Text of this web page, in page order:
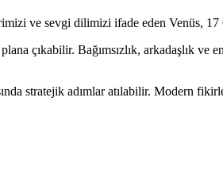
ve sevgi dilimizi ifade eden Venüs,
çıkabilir. Bağımsızlık, arkadaşlık
stratejik adımlar atılabilir. Modern